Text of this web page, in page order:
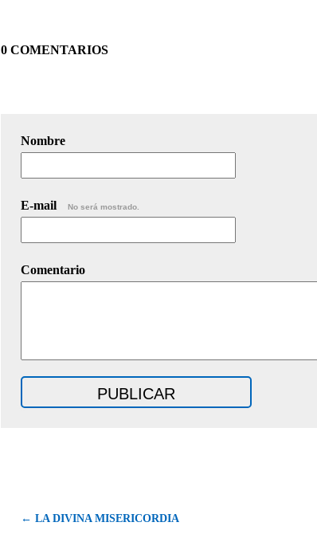
0 COMENTARIOS
Nombre
E-mail No será mostrado.
Comentario
← LA DIVINA MISERICORDIA